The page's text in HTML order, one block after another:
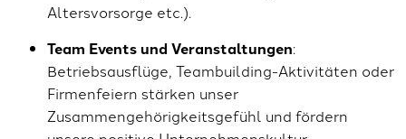
Altersvorsorge etc.).
Team Events und Veranstaltungen:
Betriebsausflüge, Teambuilding-Aktivitäten oder
Firmenfeiern stärken unser
Zusammengehörigkeitsgefühl und fördern